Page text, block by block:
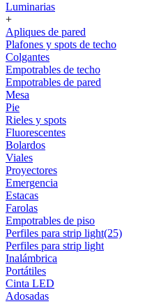
Luminarias
+
Apliques de pared
Plafones y spots de techo
Colgantes
Empotrables de techo
Empotrables de pared
Mesa
Pie
Rieles y spots
Fluorescentes
Bolardos
Viales
Proyectores
Emergencia
Estacas
Farolas
Empotrables de piso
Perfiles para strip light(25)
Perfiles para strip light
Inalámbrica
Portátiles
Cinta LED
Adosadas